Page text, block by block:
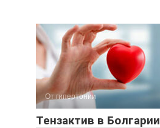
От гипертонии
Тензактив в Болгарии